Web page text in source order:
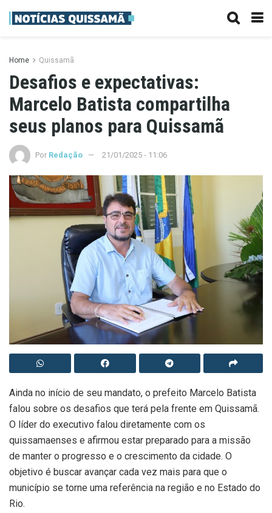
Home Quissamã
Desafios e expectativas:
Marcelo Batista compartilha
seus planos para Quissamã
Por Redação 21/01/2025 - 11:06
Ainda no início de seu mandato, o prefeito Marcelo Batista
falou sobre os desafios que terá pela frente em Quissamã.
O líder do executivo falou diretamente com os
quissamaenses e afirmou estar preparado para a missão
de manter o progresso e o crescimento da cidade. O
objetivo é buscar avançar cada vez mais para que o
município se torne uma referência na região e no Estado do
Rio.